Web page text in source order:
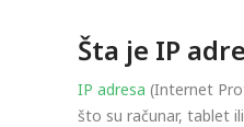
Šta je IP
IP adresa (Internet
što su računar, tablet